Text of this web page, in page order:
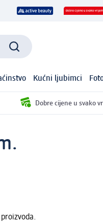
Kućni ljubimci
Dobre cijene u svako